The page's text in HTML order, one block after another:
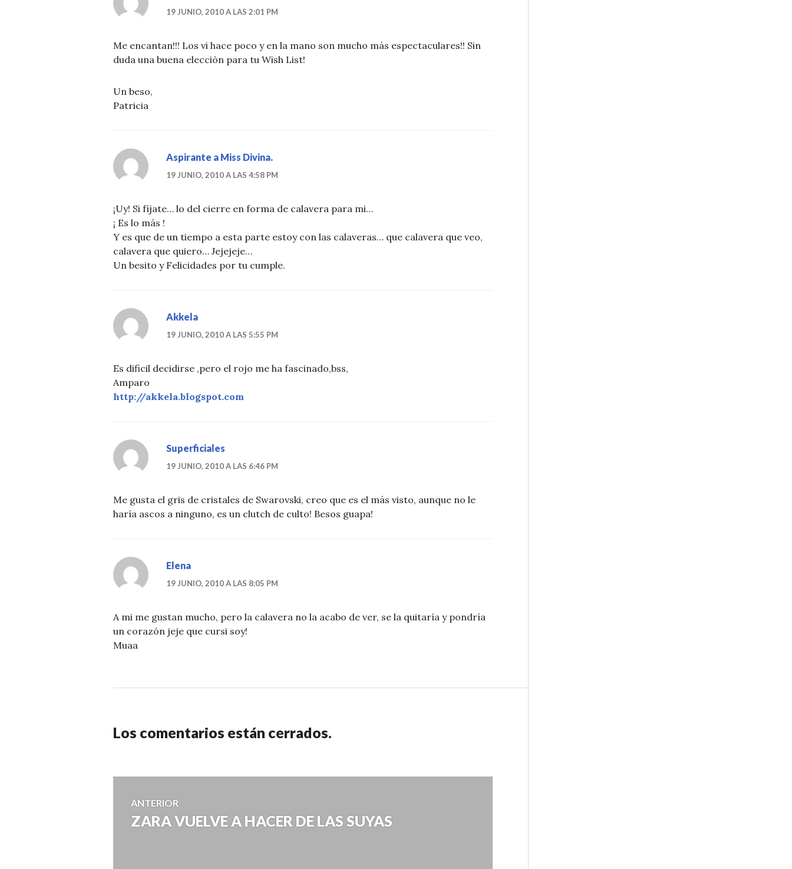
19 JUNIO, 2010 A LAS 2:01 PM
Me encantan!!! Los vi hace poco y en la mano son mucho más espectaculares!! Sin
duda una buena elección para tu Wish List!
Un beso,
Patricia
Aspirante a Miss Divina.
19 JUNIO, 2010 A LAS 4:58 PM
¡Uy! Si fíjate… lo del cierre en forma de calavera para mi…
¡ Es lo más !
Y es que de un tiempo a esta parte estoy con las calaveras… que calavera que veo,
calavera que quiero… Jejejeje…
Un besito y Felicidades por tu cumple.
Akkela
19 JUNIO, 2010 A LAS 5:55 PM
Es dificil decidirse ,pero el rojo me ha fascinado,bss,
Amparo
http://akkela.blogspot.com
Superficiales
19 JUNIO, 2010 A LAS 6:46 PM
Me gusta el gris de cristales de Swarovski, creo que es el más visto, aunque no le
haría ascos a ninguno, es un clutch de culto! Besos guapa!
Elena
19 JUNIO, 2010 A LAS 8:05 PM
A mi me gustan mucho, pero la calavera no la acabo de ver, se la quitaría y pondría
un corazón jeje que cursi soy!
Muaa
Los comentarios están cerrados.
Navegación
de
ANTERIOR
Entrada
ZARA VUELVE A HACER DE LAS SUYAS